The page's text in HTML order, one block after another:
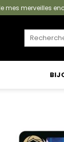
mes merveilles
Recherche